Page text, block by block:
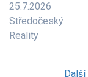
25.7.2026
Středočeský
Reality